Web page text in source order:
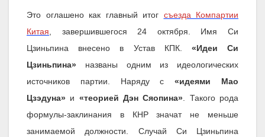
Это оглашено как главный итог съезда Компартии
Китая , завершившегося 24 октября. Имя Си
Цзиньпина внесено в Устав КПК. «Идеи Си
Цзиньпина» названы одним из идеологических
источников партии. Наряду с«идеями Мао
Цзэдуна» и «теорией Дэн Сяопина» . Такого рода
формулы-заклинания в КНР значат не меньше
занимаемой должности. Случай Си Цзиньпина